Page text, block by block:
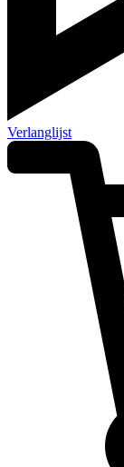
Verlanglijst